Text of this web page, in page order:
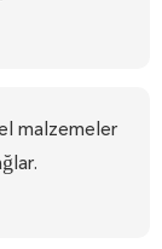
malzemeler